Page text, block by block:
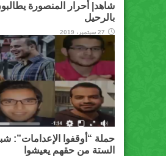
شاهد| أحرار المنصورة
بالرحيل
27 سبتمبر، 2019
حملة “أوقفوا الإعدامات”:
الستة من حقهم يعيشوا